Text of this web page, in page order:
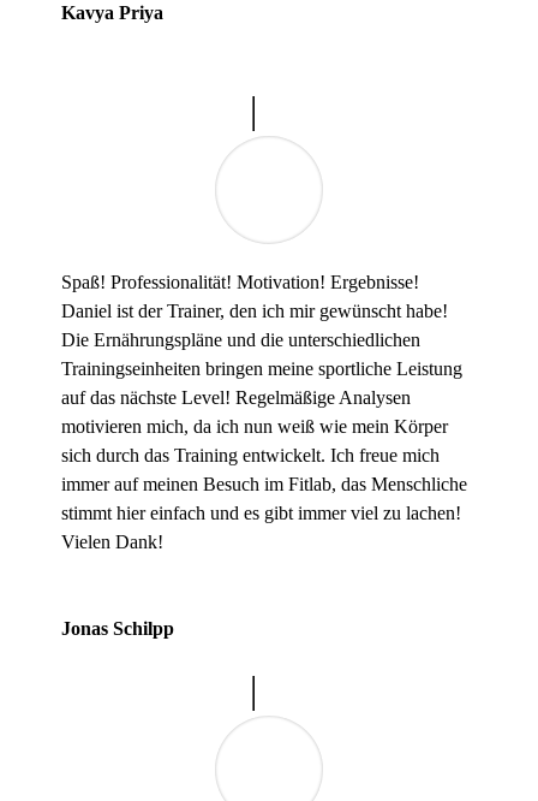
Kavya Priya
Spaß! Professionalität! Motivation! Ergebnisse!
Daniel ist der Trainer, den ich mir gewünscht habe!
Die Ernährungspläne und die unterschiedlichen
Trainingseinheiten bringen meine sportliche Leistung
auf das nächste Level! Regelmäßige Analysen
motivieren mich, da ich nun weiß wie mein Körper
sich durch das Training entwickelt. Ich freue mich
immer auf meinen Besuch im Fitlab, das Menschliche
stimmt hier einfach und es gibt immer viel zu lachen!
Vielen Dank!
Jonas Schilpp